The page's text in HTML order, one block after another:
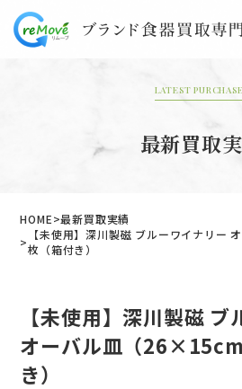
LATEST
最新買取
HOME
最新買取実績
【未使用】深川製磁 ブルーワイナリー
枚（箱付き）
【未使用】深川製磁
オーバル皿（
き）